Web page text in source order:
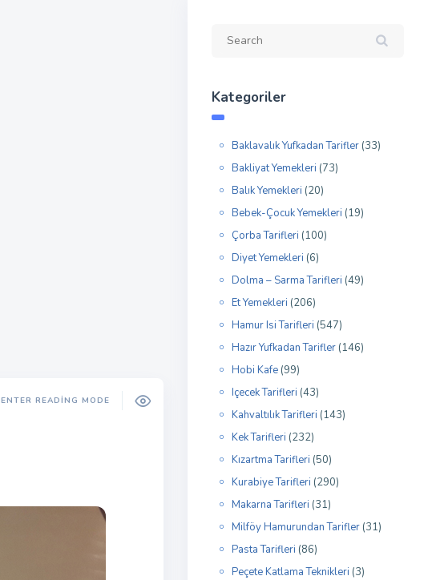
ENTER READING MODE
Kategoriler
Baklavalık Yufkadan Tarifler (33)
Bakliyat Yemekleri (73)
Balık Yemekleri (20)
Bebek-Çocuk Yemekleri (19)
Çorba Tarifleri (100)
Diyet Yemekleri (6)
Dolma – Sarma Tarifleri (49)
Et Yemekleri (206)
Hamur Isi Tarifleri (547)
Hazır Yufkadan Tarifler (146)
Hobi Kafe (99)
Içecek Tarifleri (43)
Kahvaltılık Tarifleri (143)
Kek Tarifleri (232)
Kızartma Tarifleri (50)
Kurabiye Tarifleri (290)
Makarna Tarifleri (31)
Milföy Hamurundan Tarifler (31)
Pasta Tarifleri (86)
Peçete Katlama Teknikleri (3)